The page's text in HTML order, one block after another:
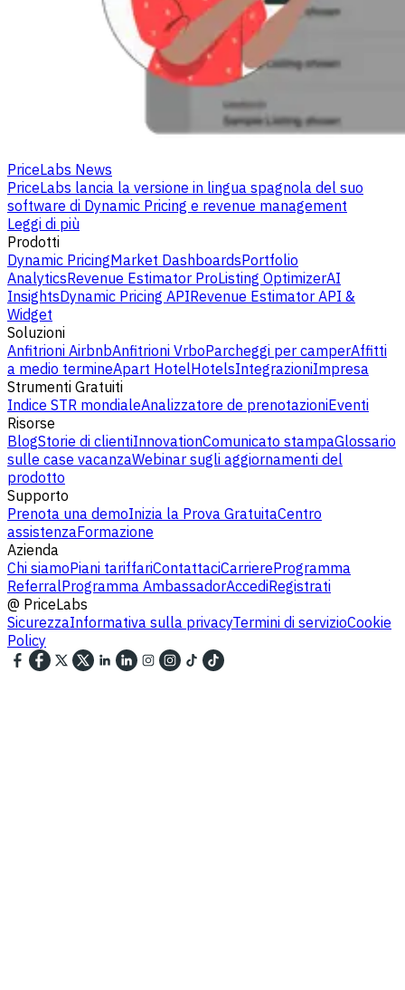
PriceLabs News
PriceLabs lancia la versione in lingua spagnola del suo
software di Dynamic Pricing e revenue management
Leggi di più
Prodotti
Dynamic PricingMarket DashboardsPortfolio
AnalyticsRevenue Estimator ProListing OptimizerAI
InsightsDynamic Pricing APIRevenue Estimator API &
Widget
Soluzioni
Anfitrioni AirbnbAnfitrioni VrboParcheggi per camperAffitti
a medio termineApart HotelHotelsIntegrazioniImpresa
Strumenti Gratuiti
Indice STR mondialeAnalizzatore de prenotazioniEventi
Risorse
BlogStorie di clientiInnovationComunicato stampaGlossario
sulle case vacanzaWebinar sugli aggiornamenti del
prodotto
Supporto
Prenota una demoInizia la Prova GratuitaCentro
assistenzaFormazione
Azienda
Chi siamoPiani tariffariContattaciCarriereProgramma
ReferralProgramma AmbassadorAccediRegistrati
@ PriceLabs
SicurezzaInformativa sulla privacyTermini di servizioCookie
Policy